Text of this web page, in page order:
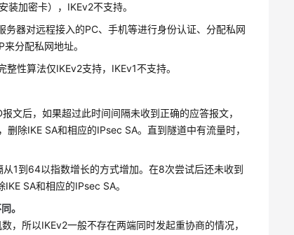
装加密卡），IKEv2不支持。
务器对远程接入的PC、手机等进行身份认证、分配私网
分配私网地址。
性算法仅IKEv2支持，IKEv1不支持。
文后，如果超过此时间间隔未收到正确的应答报文，
除IKE SA和相应的IPsec SA。直到隧道中有流量时，
1到64以指数增长的方式增加。在8次尝试后还未收到
SA和相应的IPsec SA。
。
，所以IKEv2一般不存在两端同时发起重协商的情况，